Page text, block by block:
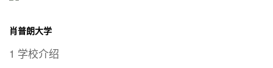
肖普朗大学
1 学校介绍